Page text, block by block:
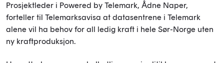
Prosjektleder i Powered by Telemark, Ådne Naper,
forteller til Telemarksavisa at datasentrene i Telemark
alene vil ha behov for all ledig kraft i hele Sør-Norge uten
ny kraftproduksjon.